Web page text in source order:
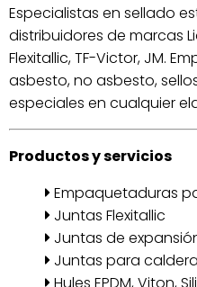
Especialistas en sellado
distribuidores de marcas
Flexitallic, TF-Victor, JM.
asbesto, no asbesto,
especiales en cualquier
Productos y servicios
Empaquetaduras
Juntas Flexitallic
Juntas de
Juntas para caldera
Hules EPDM, Viton,